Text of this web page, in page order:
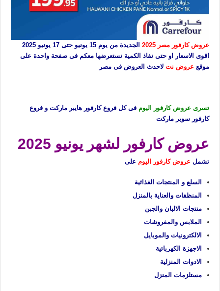
عروض كارفور مصر 2025
الجديدة من يوم 15 يونيو حتى 17 يونيو 2025
اقوى الاسعار او حتى نفاذ الكمية نستعرضها معكم فى صفحة واحدة على
موقع عروض نتلاحدث العروض فى مصر
تسرى عروض كارفور اليومفى كل فروع كارفور هايبر ماركت و فروع
كارفور سوبر ماركت
عروض كارفور لشهر يونيو 2025
تشمل عروض كارفور اليومعلى
السلع و المنتجات الغذائية
المنظفات والعناية بالمنزل
منتجات الالبان والجبن
الملابس والمفروشات
الالكترونيات والموبايل
الاجهزة الكهربائية
الادوات المنزلية
مستلزمات المنزل